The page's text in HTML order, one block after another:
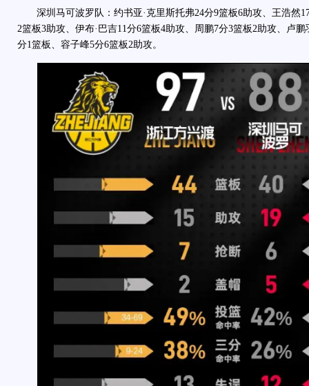
深圳马可波罗队：约书亚·克里斯托弗24分9篮板6助攻、王浩然
2篮板3助攻、伊布·巴吉11分6篮板4助攻、周鹏7分3篮板2助攻、卢
分1篮板、容子峰5分6篮板2助攻。